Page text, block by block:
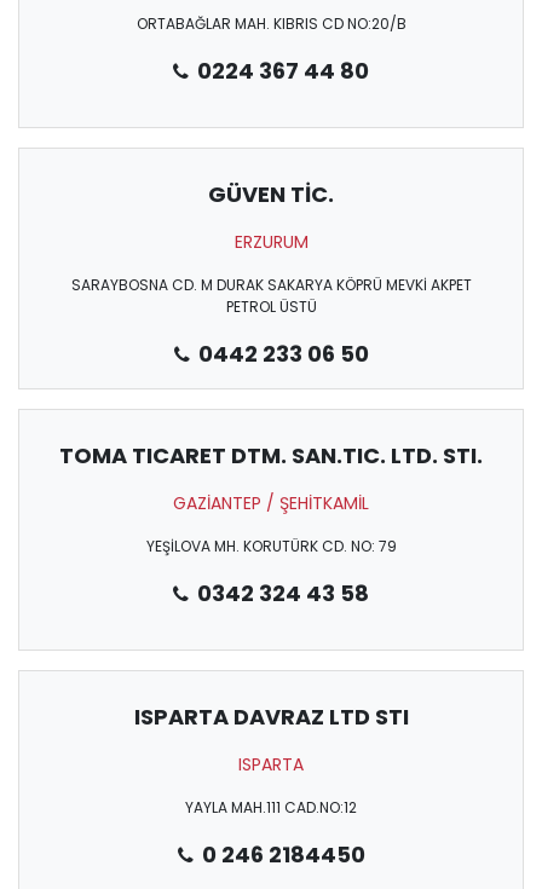
ORTABAĞLAR MAH. KIBRIS CD NO:20/B
0224 367 44 80
GÜVEN TİC.
ERZURUM
SARAYBOSNA CD. M DURAK SAKARYA KÖPRÜ MEVKİ AKPET
PETROL ÜSTÜ
0442 233 06 50
TOMA TICARET DTM. SAN.TIC. LTD. STI.
GAZİANTEP / ŞEHİTKAMİL
YEŞİLOVA MH. KORUTÜRK CD. NO: 79
0342 324 43 58
ISPARTA DAVRAZ LTD STI
ISPARTA
YAYLA MAH.111 CAD.NO:12
0 246 2184450